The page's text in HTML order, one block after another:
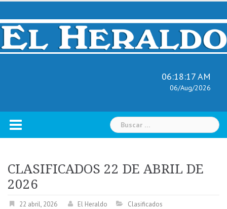
Skip
content
06:18:18 AM
06/Aug/2026
Buscar:
CLASIFICADOS 22 DE ABRIL DE
2026
22 abril, 2026 El Heraldo Clasificados